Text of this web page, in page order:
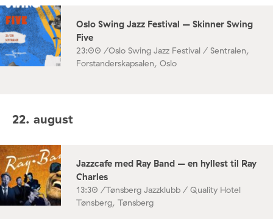
Oslo Swing Jazz Festival – Skinner Swing
Five
23:00 /Oslo Swing Jazz Festival / Sentralen,
Forstanderskapsalen, Oslo
22. august
Jazzcafe med Ray Band – en hyllest til Ray
Charles
13:30 /Tønsberg Jazzklubb / Quality Hotel
Tønsberg, Tønsberg